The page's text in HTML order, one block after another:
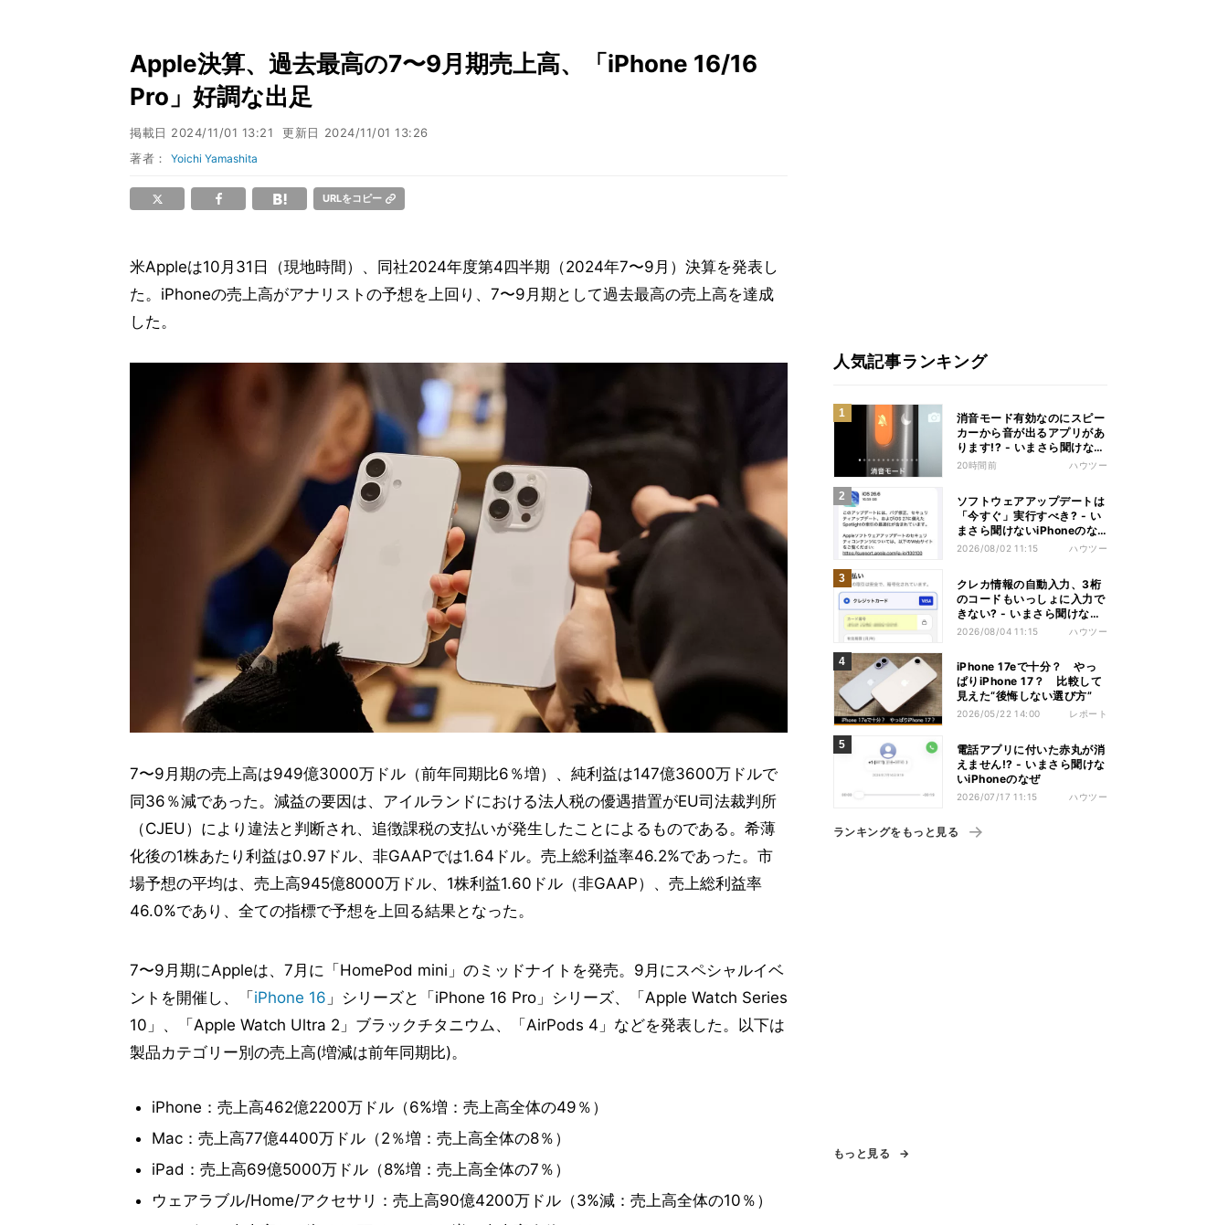
Apple決算、過去最高の7〜9月期売上高、「iPhone 16/16
Pro」好調な出足
掲載日 2024/11/01 13:21 更新日 2024/11/01 13:26
著者：Yoichi Yamashita
URLをコピー
米Appleは10月31日（現地時間）、同社2024年度第4四半期（2024年7〜9月）決算を発表し
た。iPhoneの売上高がアナリストの予想を上回り、7〜9月期として過去最高の売上高を達成
した。
7〜9月期の売上高は949億3000万ドル（前年同期比6％増）、純利益は147億3600万ドルで
同36％減であった。減益の要因は、アイルランドにおける法人税の優遇措置がEU司法裁判所
（CJEU）により違法と判断され、追徴課税の支払いが発生したことによるものである。希薄
化後の1株あたり利益は0.97ドル、非GAAPでは1.64ドル。売上総利益率46.2%であった。市
場予想の平均は、売上高945億8000万ドル、1株利益1.60ドル（非GAAP）、売上総利益率
46.0%であり、全ての指標で予想を上回る結果となった。
7〜9月期にAppleは、7月に「HomePod mini」のミッドナイトを発売。9月にスペシャルイベ
ントを開催し、「 iPhone 16 」シリーズと「iPhone 16 Pro」シリーズ、「Apple Watch Series
10」、「Apple Watch Ultra 2」ブラックチタニウム、「AirPods 4」などを発表した。以下は
製品カテゴリー別の売上高(増減は前年同期比)。
iPhone：売上高462億2200万ドル（6%増：売上高全体の49％）
Mac：売上高77億4400万ドル（2％増：売上高全体の8％）
iPad：売上高69億5000万ドル（8%増：売上高全体の7％）
ウェアラブル/Home/アクセサリ：売上高90億4200万ドル（3%減：売上高全体の10％）
人気記事ランキング
消音モード有効なのにスピー
カーから音が出るアプリがあ
ります!? - いまさら聞けない
iPhoneのなぜ
20時間前 ハウツー
ソフトウェアアップデートは
「今すぐ」実行すべき? - い
まさら聞けないiPhoneのな
ぜ
2026/08/02 11:15 ハウツー
クレカ情報の自動入力、3桁
のコードもいっしょに入力で
きない? - いまさら聞けない
iPhoneのなぜ
2026/08/04 11:15 ハウツー
iPhone 17eで十分？ やっ
ぱりiPhone 17？ 比較して
見えた“後悔しない選び方”
2026/05/22 14:00 レポート
電話アプリに付いた赤丸が消
えません!? - いまさら聞けな
いiPhoneのなぜ
2026/07/17 11:15 ハウツー
ランキングをもっと見る
もっと見る